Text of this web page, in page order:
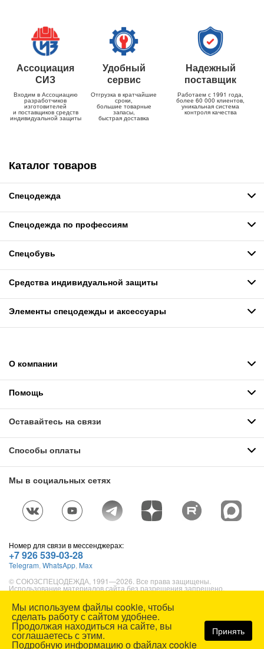
Ассоциация
СИЗ
Входим в Ассоциацию
разработчиков
изготовителей
и поставщиков средств
индивидуальной защиты
Удобный
сервис
Отгрузка в кратчайшие
сроки,
большие товарные
запасы,
быстрая доставка
Надежный
поставщик
Работаем с 1991 года,
более 60 000 клиентов,
уникальная система
контроля качества
Каталог товаров
Спецодежда
Спецодежда по профессиям
Спецобувь
Средства индивидуальной защиты
Элементы спецодежды и аксессуары
О компании
Помощь
Оставайтесь на связи
Способы оплаты
Мы в социальных сетях
Номер для связи в мессенджерах:
+7 926 539-03-28
Telegram WhatsApp Max
© СОЮЗСПЕЦОДЕЖДА, 1991—2026. Все права защищены.
Использование материалов сайта без разрешения запрещено.
Карта сайта
Мы используем файлы cookie, чтобы
сделать работу с сайтом удобнее.
Продолжая находиться на сайте, вы
соглашаетесь с этим.
Подробную информацию о файлах cookie
Принять
Средства против распространения вирусов и бактерий с